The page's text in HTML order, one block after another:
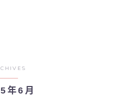
年6月